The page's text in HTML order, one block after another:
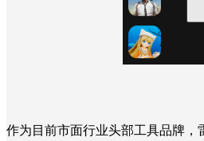
作为目前市面行业头部工具品牌，